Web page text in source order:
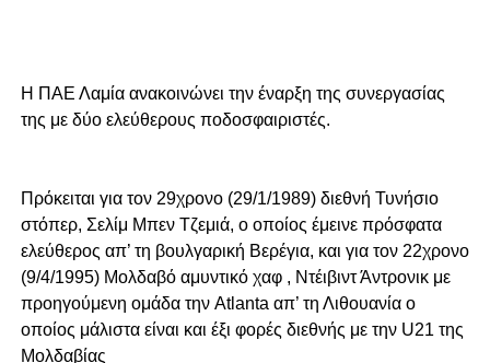
Η ΠΑΕ Λαμία ανακοινώνει την έναρξη της συνεργασίας
της με δύο ελεύθερους ποδοσφαιριστές.
Πρόκειται για τον 29χρονο (29/1/1989) διεθνή Τυνήσιο
στόπερ, Σελίμ Μπεν Τζεμιά, ο οποίος έμεινε πρόσφατα
ελεύθερος απ’ τη βουλγαρική Βερέγια, και για τον 22χρονο
(9/4/1995) Μολδαβό αμυντικό χαφ , Ντέιβιντ Άντρονικ με
προηγούμενη ομάδα την Atlanta απ’ τη Λιθουανία ο
οποίος μάλιστα είναι και έξι φορές διεθνής με την U21 της
Μολδαβίας